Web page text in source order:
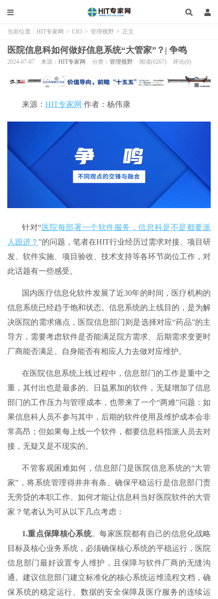
当前位置： HIT专家网 > CIO > 管理视野 > 正文
医院信息科如何做好信息系统“大管家”？| 争鸣
2024-07-07 来源： HIT专家网 分类： 管理视野 阅读(6267) 评论(0)
来源： HIT专家网 作者：杨伟康
针对“ 医院每部署一个软件服务，信息科是不是都要派
人跟进？ ”的问题，笔者在HIT行业经历过需求对接、项目研
发、软件实施、项目验收、技术支持等各环节岗位工作，对
此话题有一些感受。
国内医疗信息化软件发展了近30年的时间，医疗机构的
信息系统已经趋于饱和状态。信息系统的上线目的，是为解
决医院的需求痛点，医院信息部门则是选择对应“药品”的主
导方，需要考虑软件是否能满足院方需求、后期需求变更时
厂商能否满足、自身能否有相应人力去做对应维护。
在医院信息系统上线过程中，信息部门的工作是重中之
重，其付出也是最多的。日益累加的软件，无疑增加了信息
部门的工作压力与管理成本，也带来了一个“两难”问题：如
果信息科人员不参与其中，后期的软件使用及维护成本会非
常高昂；但如果每上线一个软件，都要信息科指派人员去对
接，无疑又是不现实的。
不管客观困难如何，信息部门是医院信息系统的“大管
家”，将系统管理得井井有条、确保平稳运行是信息部门责
无旁贷的本职工作。如何才能让信息科当好医院软件的大管
家？笔者认为可从以下几点考虑：
1.重点保障核心系统。每家医院都有自己的信息化战略
目标及核心业务系统，必须确保核心系统的平稳运行，医院
信息部门最好设置专人维护，且保障与软件厂商的无缝沟
通。建议信息部门建立标准化的核心系统运维流程文档，确
保系统的稳定运行、数据的安全保障及医疗服务的连续运